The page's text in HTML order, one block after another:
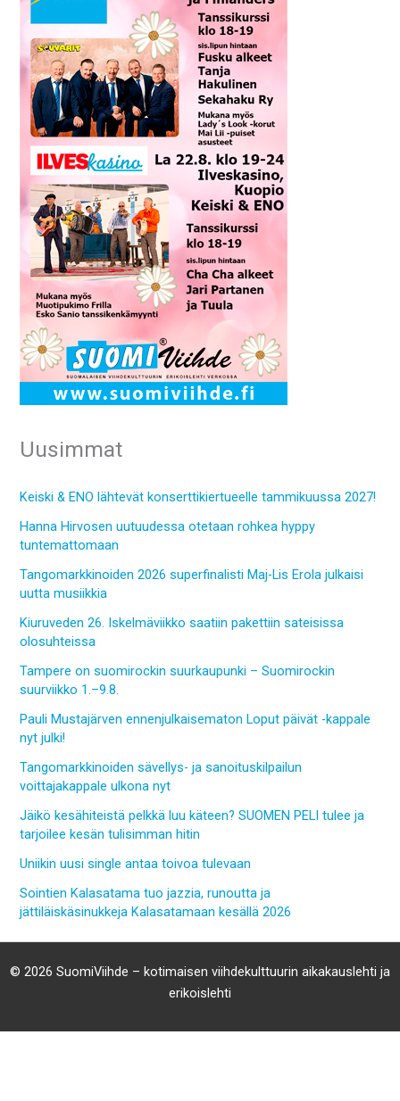
Uusimmat
Keiski & ENO lähtevät konserttikiertueelle tammikuussa 2027!
Hanna Hirvosen uutuudessa otetaan rohkea hyppy
tuntemattomaan
Tangomarkkinoiden 2026 superfinalisti Maj-Lis Erola julkaisi
uutta musiikkia
Kiuruveden 26. Iskelmäviikko saatiin pakettiin sateisissa
olosuhteissa
Tampere on suomirockin suurkaupunki – Suomirockin
suurviikko 1.–9.8.
Pauli Mustajärven ennenjulkaisematon Loput päivät -kappale
nyt julki!
Tangomarkkinoiden sävellys- ja sanoituskilpailun
voittajakappale ulkona nyt
Jäikö kesähiteistä pelkkä luu käteen? SUOMEN PELI tulee ja
tarjoilee kesän tulisimman hitin
Uniikin uusi single antaa toivoa tulevaan
Sointien Kalasatama tuo jazzia, runoutta ja
jättiläiskäsinukkeja Kalasatamaan kesällä 2026
© 2026 SuomiViihde – kotimaisen viihdekulttuurin aikakauslehti ja
erikoislehti